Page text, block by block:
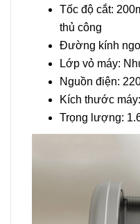
Tốc độ cắt:
thủ công
Đường kính
Lớp vỏ máy:
Nguồn điện:
Kích thước
Trọng lượng: